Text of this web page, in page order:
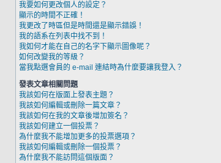
我要如何更改個人的設定？
顯示的時間不正確！
我更改了時區但是時間還是顯示錯誤！
我的語系在列表中找不到！
我如何才能在自己的名字下顯示圖像呢？
如何改變我的等級？
當我點選會員的 e-mail 連結時為什麼要讓我登入？
發表文章相關問題
我該如何在版面上發表主題？
我該如何編輯或刪除一篇文章？
我該如何在我的文章後增加簽名？
我該如何建立一個投票？
為什麼我不能增加更多的投票選項？
我該如何編輯或刪除一個投票？
為什麼我不能訪問這個版面？